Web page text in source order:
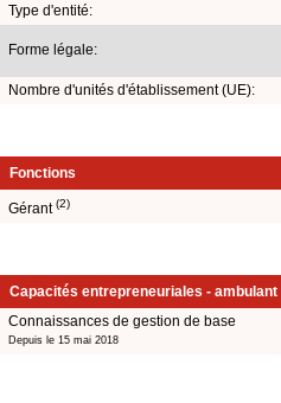
Type d'entité:
Forme légale:
Nombre d'unités d'établissement (UE):
Fonctions
Gérant(2)
Capacités entrepreneuriales -
Connaissances de gestion de base
Depuis le 15 mai 2018